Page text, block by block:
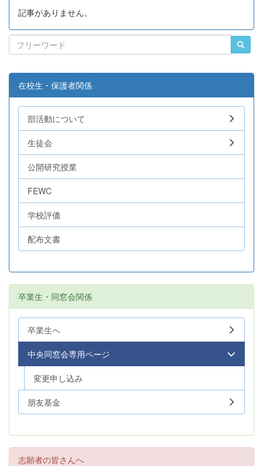
記事がありません。
在校生・保護者関係
部活動について
生徒会
公開研究授業
FEWC
学校評価
配布文書
卒業生・同窓会関係
卒業生へ
中央同窓会専用ページ
変更申し込み
朋友基金
志願者の皆さんへ